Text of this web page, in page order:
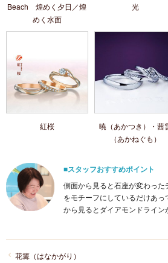
Beach 煌めく夕日／煌
めく水面
光
紅桜
暁（あかつき）・茜
（あかねぐも）
■スタッフおすすめポイント
側面から見ると石座が変わった
をモチーフにしているだけあ
から見るとダイアモンドライン
花篝（はなかがり）